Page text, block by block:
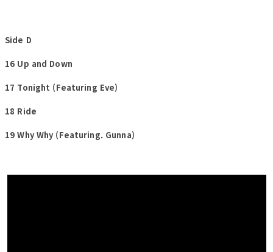
Side D
16 Up and Down
17 Tonight (Featuring Eve)
18 Ride
19 Why Why (Featuring. Gunna)